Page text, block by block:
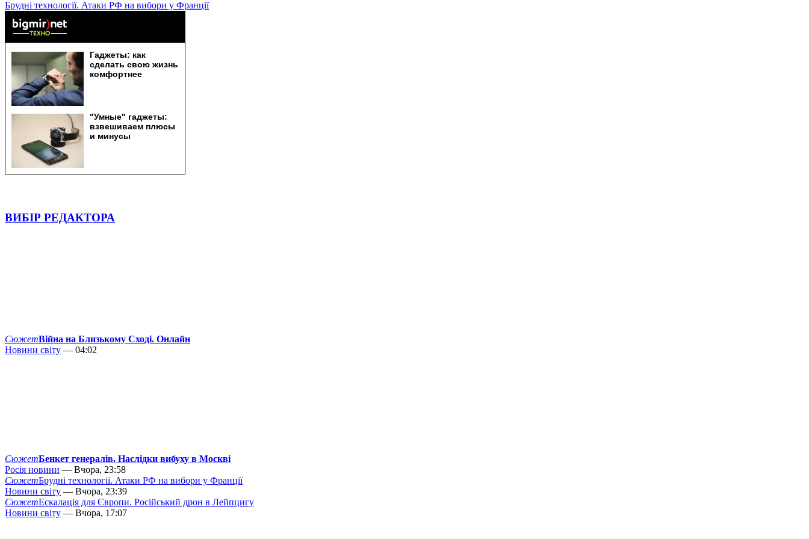
Брудні технології. Атаки РФ на вибори у Франції
ВИБІР РЕДАКТОРА
СюжетВійна на Близькому Сході. Онлайн
Новини світу — 04:02
СюжетБенкет генералів. Наслідки вибуху в Москві
Росія новини — Вчора, 23:58
СюжетБрудні технології. Атаки РФ на вибори у Франції
Новини світу — Вчора, 23:39
СюжетЕскалація для Європи. Російський дрон в Лейпцигу
Новини світу — Вчора, 17:07